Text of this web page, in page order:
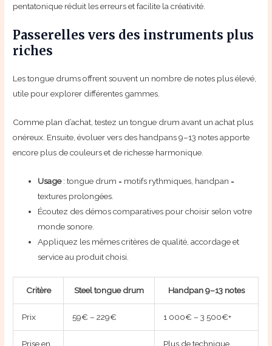
pentatonique réduit les erreurs et facilite la créativité.
Passerelles vers des instruments plus
riches
Les tongue drums offrent souvent un nombre de notes plus élevé,
utile pour explorer différentes gammes.
Comme plan d’achat, testez un tongue drum avant un achat plus
onéreux. Ensuite, évoluer vers des handpans 9–13 notes apporte
encore plus de couleurs et de richesse harmonique.
Usage: tongue drum = motifs rythmiques, handpan =
textures prolongées.
Écoutez des démos comparatives pour choisir selon votre
monde sonore.
Appliquez les mêmes critères de qualité, accordage et
service au produit choisi.
Critère Steel tongue drum Handpan 9–13 notes
Prix 59€ – 229€ 1 000€ – 3 500€+
Prise en
Plus de technique